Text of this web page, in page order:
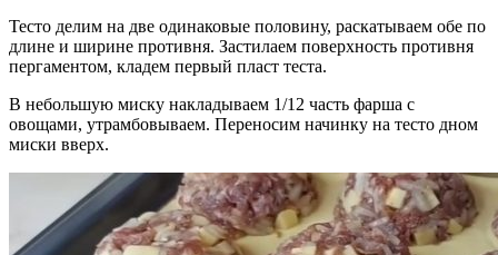
Тесто делим на две одинаковые половину, раскатываем обе по
длине и ширине противня. Застилаем поверхность противня
пергаментом, кладем первый пласт теста.
В небольшую миску накладываем 1/12 часть фарша с
овощами, утрамбовываем. Переносим начинку на тесто дном
миски вверх.